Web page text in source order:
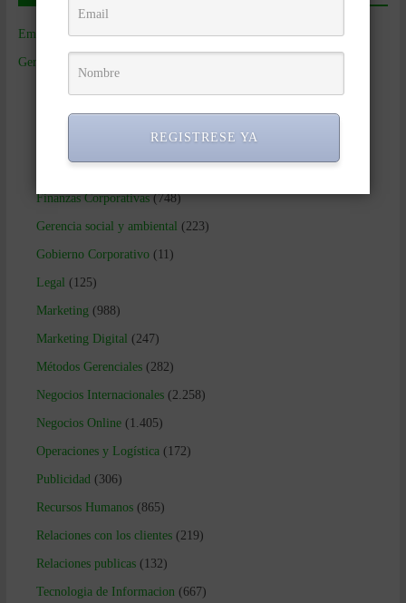
Empresas de Gerencia(38)
Gerencia
Contabilidad(466)
(454)
Finanzas Corporativas(748)
Gerencia social y ambiental (223)
Gobierno Corporativo(11)
Legal (125)
Marketing (988)
Marketing Digital (247)
Métodos Gerenciales(282)
Negocios Internacionales(2.258)
Negocios Online(1.405)
Operaciones y Logística(172)
Publicidad(306)
Recursos Humanos(865)
Relaciones con los clientes(219)
Relaciones publicas(132)
Tecnologia de Informacion(667)
REGISTRESE YA